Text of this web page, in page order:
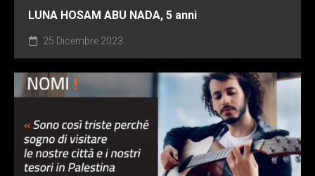
LUNA HOSAM ABU NADA, 5 anni
25 Dicembre 2023